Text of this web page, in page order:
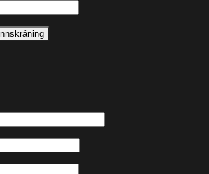
Innskráning